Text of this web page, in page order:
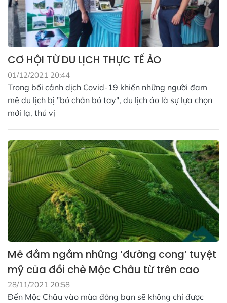
CƠ HỘI TỪ DU LỊCH THỰC TẾ ẢO
01/12/2021 20:44
Trong bối cảnh dịch Covid-19 khiến những người đam
mê du lịch bị "bó chân bó tay", du lịch ảo là sự lựa chọn
mới lạ, thú vị
Mê đắm ngắm những ‘đường cong’ tuyệt
mỹ của đồi chè Mộc Châu từ trên cao
28/11/2021 20:58
Đến Mộc Châu vào mùa đông bạn sẽ không chỉ được